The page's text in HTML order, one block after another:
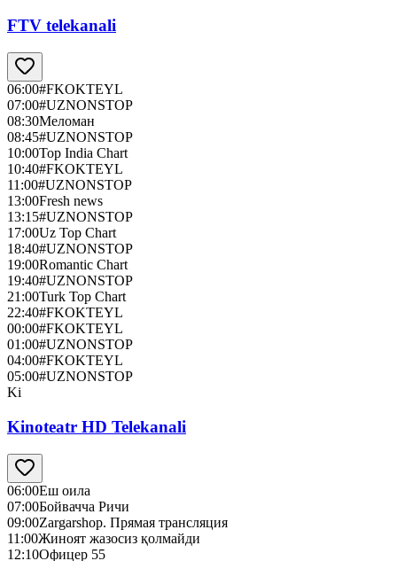
FTV telekanali
06:00#FKOKTEYL
07:00#UZNONSTOP
08:30Меломан
08:45#UZNONSTOP
10:00Top India Chart
10:40#FKOKTEYL
11:00#UZNONSTOP
13:00Fresh news
13:15#UZNONSTOP
17:00Uz Top Chart
18:40#UZNONSTOP
19:00Romantic Chart
19:40#UZNONSTOP
21:00Turk Top Chart
22:40#FKOKTEYL
00:00#FKOKTEYL
01:00#UZNONSTOP
04:00#FKOKTEYL
05:00#UZNONSTOP
Ki
Kinoteatr HD Telekanali
06:00Еш оила
07:00Бойвачча Ричи
09:00Zargarshop. Прямая трансляция
11:00Жиноят жазосиз қолмайди
12:10Офицер 55